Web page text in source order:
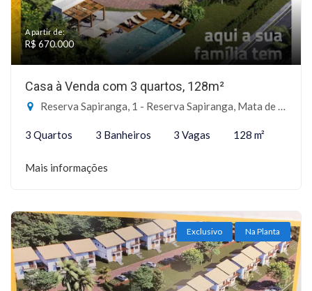
A partir de:
R$ 670.000
Casa à Venda com 3 quartos, 128m²
Reserva Sapiranga, 1 - Reserva Sapiranga, Mata de São João-BA
3 Quartos 3 Banheiros 3 Vagas 128 m²
Mais informações
Exclusivo Na Planta